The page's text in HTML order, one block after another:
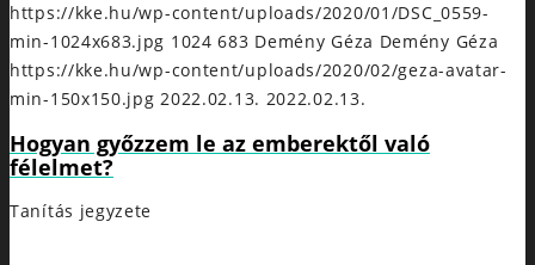
https://kke.hu/wp-content/uploads/2020/01/DSC_0559-
min-1024x683.jpg 1024 683 Demény Géza Demény Géza
https://kke.hu/wp-content/uploads/2020/02/geza-avatar-
min-150x150.jpg 2022.02.13. 2022.02.13.
Hogyan győzzem le az emberektől való
félelmet?
Tanítás jegyzete